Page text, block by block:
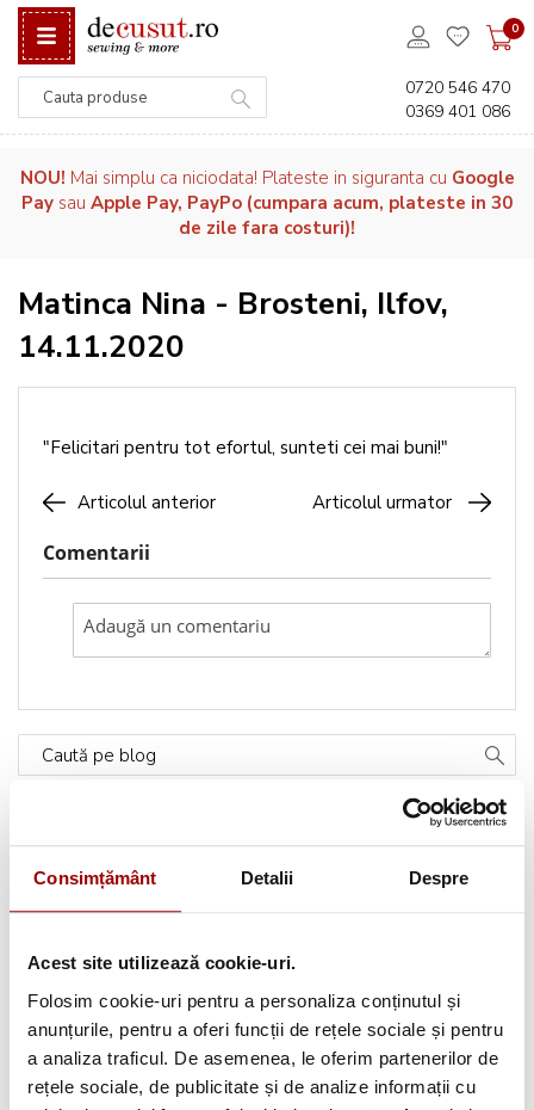
Consimțământ Detalii Despre
Acest site utilizează cookie-uri.
Folosim cookie-uri pentru a personaliza conținutul și
anunțurile, pentru a oferi funcții de rețele sociale și pentru
a analiza traficul. De asemenea, le oferim partenerilor de
rețele sociale, de publicitate și de analize informații cu
0
0720 546 470
0369 401 086
NOU! Mai simplu ca niciodata! Plateste in siguranta cu Google
Pay sau Apple Pay, PayPo (cumpara acum, plateste in 30
de zile fara costuri)!
Matinca Nina - Brosteni, Ilfov,
14.11.2020
"Felicitari pentru tot efortul, sunteti cei mai buni!"
Articolul anterior Articolul urmator
Comentarii
Caută pe blog
Categorii
Testimoniale(1493)
Aplicatii textile(123)
Evenimente (66)
Broderii gratuite(103)